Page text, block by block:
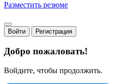
Разместить резюме
Войти Регистрация
Добро пожаловать!
Войдите, чтобы продолжить.